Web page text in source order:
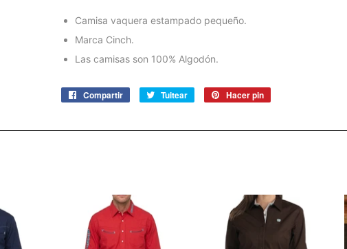
Camisa vaquera estampado pequeño.
Marca Cinch.
Las camisas son 100% Algodón.
Compartir
CompartirTuitear
Tuitear Hacer pin